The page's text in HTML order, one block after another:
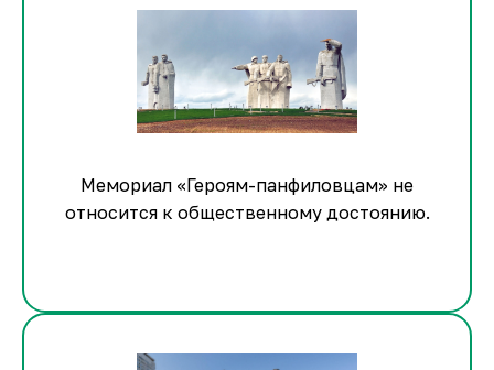
Мемориал «Героям-панфиловцам» не
относится к общественному достоянию.